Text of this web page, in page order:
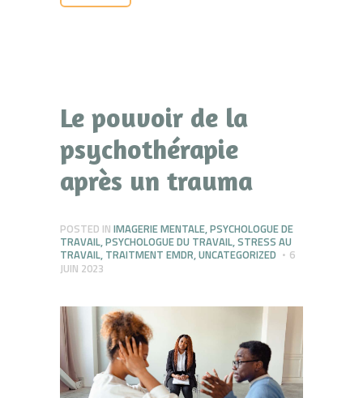
Le pouvoir de la
psychothérapie
après un trauma
POSTED IN IMAGERIE MENTALE,PSYCHOLOGUE DE
TRAVAIL,PSYCHOLOGUE DU TRAVAIL,STRESS AU
TRAVAIL, TRAITMENT EMDR,UNCATEGORIZED
6
JUIN 2023